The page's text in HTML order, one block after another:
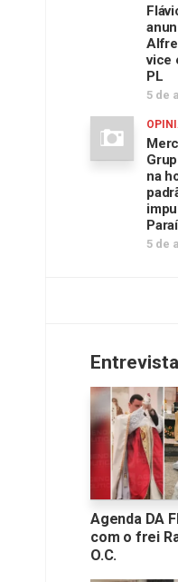
vice
PL
5 de
na
5 de
Agenda DA
com o frei
O.C.